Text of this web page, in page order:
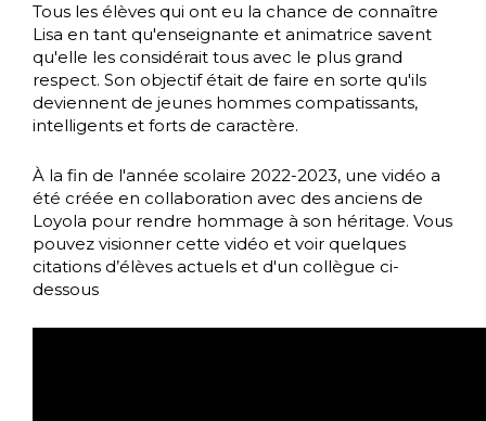
Tous les élèves qui ont eu la chance de connaître
Lisa en tant qu'enseignante et animatrice savent
qu'elle les considérait tous avec le plus grand
respect. Son objectif était de faire en sorte qu'ils
deviennent de jeunes hommes compatissants,
intelligents et forts de caractère.
À la fin de l'année scolaire 2022-2023, une vidéo a
été créée en collaboration avec des anciens de
Loyola pour rendre hommage à son héritage. Vous
pouvez visionner cette vidéo et voir quelques
citations d’élèves actuels et d'un collègue ci-
dessous